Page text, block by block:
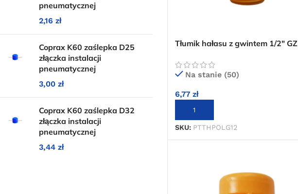
pneumatycznej
2,16 zł
Coprax K60 zaślepka D25
złączka instalacji
pneumatycznej
3,00 zł
Coprax K60 zaślepka D32
złączka instalacji
pneumatycznej
3,44 zł
Tłumik hałasu z gwintem 1/2″ GZ
Na stanie (50)
6,77 zł
DODAJ DO KOSZYKA
SKU: PTTHPOLG12